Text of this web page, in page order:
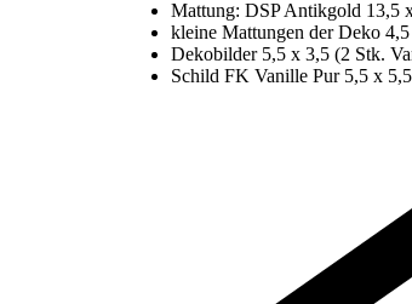
Mattung: DSP Antikgold 13,5
kleine Mattungen der Deko
Dekobilder 5,5 x 3,5 (2 Stk.
Schild FK Vanille Pur 5,5 x 5,5